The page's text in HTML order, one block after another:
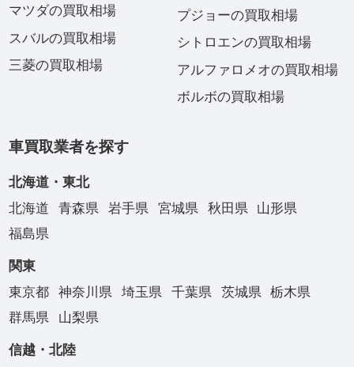
マツダの買取相場
スバルの買取相場
三菱の買取相場
プジョーの買取相場
シトロエンの買取相場
アルファロメオの買取相場
ボルボの買取相場
車買取業者を探す
北海道・東北
北海道
青森県 岩手県 宮城県 秋田県
山形県
福島県
関東
東京都
神奈川県 埼玉県 千葉県 茨城県
栃木県
群馬県
山梨県
信越・北陸